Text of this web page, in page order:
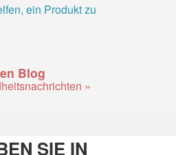
ein Produkt zu
Blog
»
SIE IN